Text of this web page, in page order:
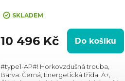
SKLADEM
10 496 Kč Do košíku
#type1-AP#! Horkovzdušná trouba,
Barva: Černá, Energetická třída: A+,